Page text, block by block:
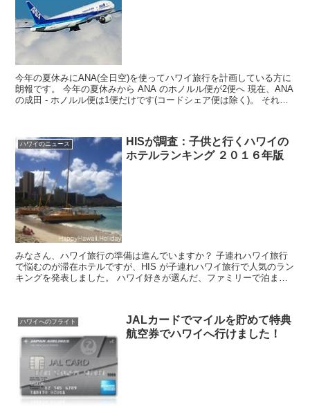
今年の夏休みにANA(全日空)を使ってハワイ旅行を計画している方に
朗報です。 今年の夏休みから ANA のホノルル便が2便へ 現在、ANA
の成田 - ホノルル便は1便だけです(コードシェア便は除く)。 それが
ハワイのニュース
HISが調査：子供と行くハワイの
ホテルランキング ２０１６年版
みなさん、ハワイ旅行の準備は進んでいますか？ 子連れハワイ旅行
で悩むのが滞在ホテルですが、HIS が子連れハワイ旅行で人気のラン
キングを発表しました。 ハワイ好きが選んだ、ファミリーで泊まり
ハワイへのフライト
JALカードでマイルを貯めて特典
航空券でハワイへ行けました！